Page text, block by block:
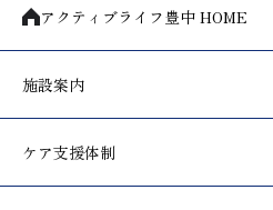
アクティブライフ豊中 HOME
施設案内
ケア支援体制